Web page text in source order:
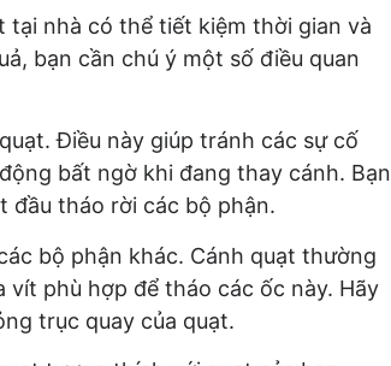
tại nhà có thể tiết kiệm thời gian và
bạn cần chú ý một số điều quan
Điều này giúp tránh các sự cố
bất ngờ khi đang thay cánh. Bạn
đầu tháo rời các bộ phận.
bộ phận khác. Cánh quạt thường
phù hợp để tháo các ốc này. Hãy
trục quay của quạt.